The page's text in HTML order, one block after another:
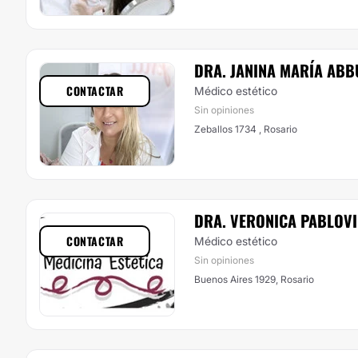
DRA. JANINA MARÍA
Médico estético
Sin opiniones
Zeballos 1734 , Rosario
CONTACTAR
DRA. VERONICA
Médico estético
Sin opiniones
Buenos Aires 1929, Rosario
CONTACTAR